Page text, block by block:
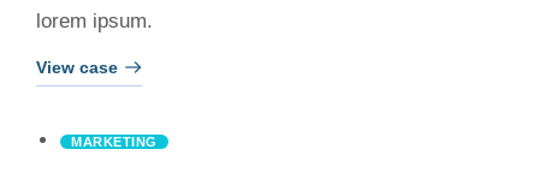
lorem ipsum.
View case
MARKETING